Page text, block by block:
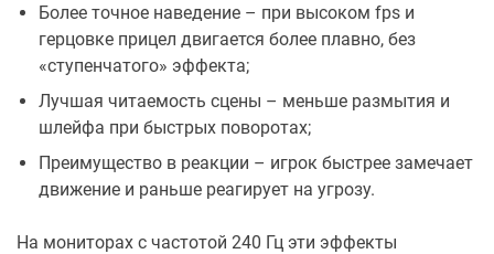
Более точное наведение – при высоком fps и
герцовке прицел двигается более плавно, без
«ступенчатого» эффекта;
Лучшая читаемость сцены – меньше размытия и
шлейфа при быстрых поворотах;
Преимущество в реакции – игрок быстрее замечает
движение и раньше реагирует на угрозу.
На мониторах с частотой 240 Гц эти эффекты